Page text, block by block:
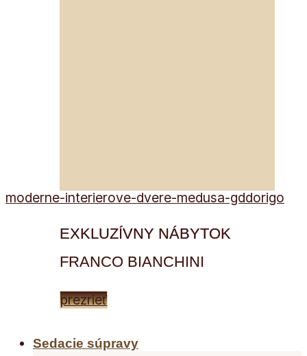
EXKLUZÍVNY NÁBYTOK
FRANCO BIANCHINI
prezrieť
Sedacie súpravy
moderne-interierove-dvere-medusa-gddorigo